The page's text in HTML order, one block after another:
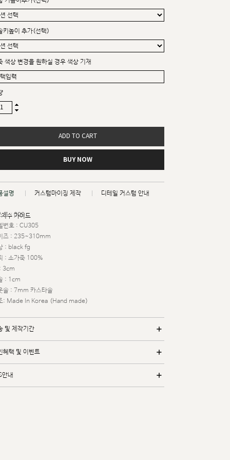
키높이 추가(선택)
색상 변경을 원하실 경우 색상 기재
ADD TO CART
BUY NOW
설명 커스텀마이징 제작 디테일 커스텀 안내
치수 가이드
트 : 009
번호 : CU305
즈 : 235~310mm
: black fg
: 소가죽 100%
3cm
: 1cm
솔 : 7mm 카스타솔
: Made In Korea (Hand made)
및 제작기간
혜택 및 이벤트
내